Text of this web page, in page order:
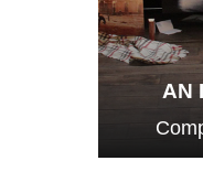
AN